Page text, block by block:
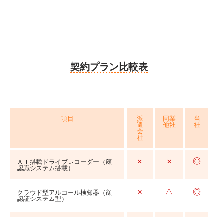
契約プラン比較表
項目
派
遣
会
社
同業
他社
当
社
ＡＩ搭載ドライブレコーダー（顔
認識システム搭載）
× × ◎
クラウド型アルコール検知器（顔
認証システム型）
× △ ◎